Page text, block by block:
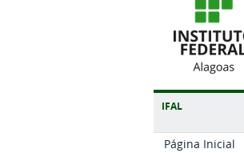
IFAL
Página Inicial